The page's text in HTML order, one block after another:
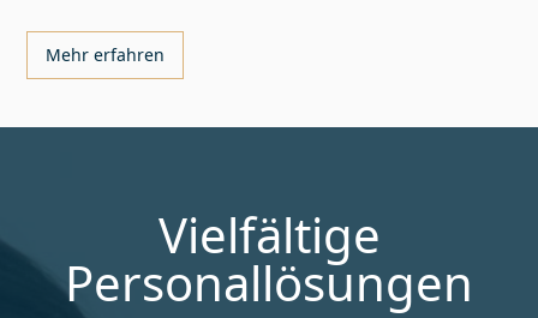
Mehr erfahren
Vielfältige
Personallösungen